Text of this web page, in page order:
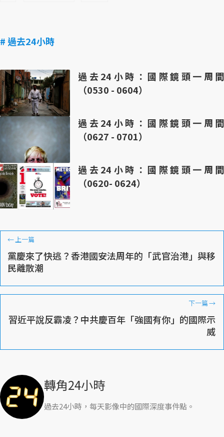
# 過去24小時
過去24小時：國際鏡頭一周間
（0530 - 0604）
過去24小時：國際鏡頭一周間
（0627 - 0701）
過去24小時：國際鏡頭一周間
（0620- 0624）
←上一篇
黨慶來了快逃？香港國安法周年的「武官治港」與移
民離散潮
下一篇→
習近平說反霸凌？中共慶百年「強國有你」的國際示
威
轉角24小時
過去24小時，每天影像中的國際深度事件點。